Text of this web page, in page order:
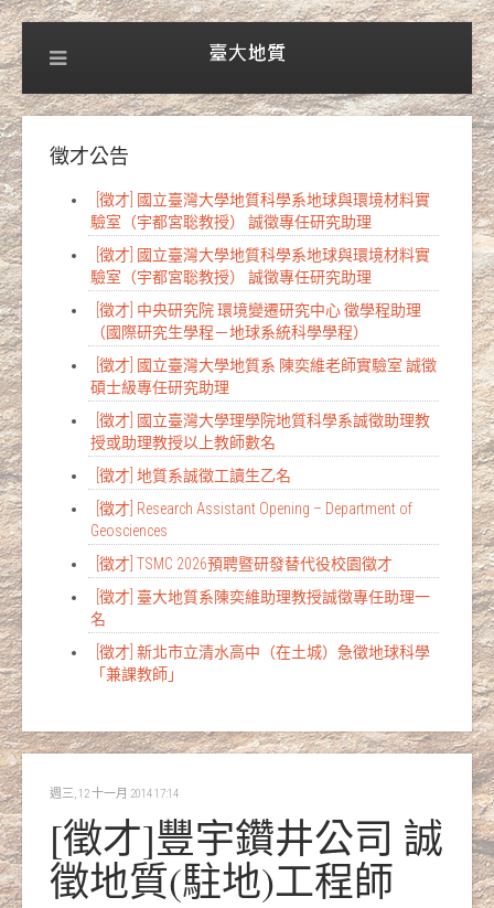
徵才公告
[徵才] 國立臺灣大學地質科學系地球與環境材料實
驗室（宇都宮聡教授） 誠徵專任研究助理
[徵才] 國立臺灣大學地質科學系地球與環境材料實
驗室（宇都宮聡教授） 誠徵專任研究助理
[徵才] 中央研究院 環境變遷研究中心 徵學程助理
（國際研究生學程－地球系統科學學程）
[徵才] 國立臺灣大學地質系 陳奕維老師實驗室 誠徵
碩士級專任研究助理
[徵才] 國立臺灣大學理學院地質科學系誠徵助理教
授或助理教授以上教師數名
[徵才] 地質系誠徵工讀生乙名
[徵才] Research Assistant Opening – Department of
Geosciences
[徵才] TSMC 2026預聘暨研發替代役校園徵才
[徵才] 臺大地質系陳奕維助理教授誠徵專任助理一
名
[徵才] 新北市立清水高中（在土城）急徵地球科學
「兼課教師」
週三, 12 十一月 2014 17:14
[徵才]豐宇鑽井公司 誠
徵地質(駐地)工程師